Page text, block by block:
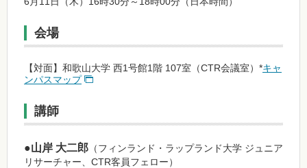
会場
【対面】和歌山大学 西1号館1階 107室（CTR会議室）*キャ
ンパスマップ
講師
●山岸 大二郎 （フィンランド・ラップランド大学 ジュニア
リサーチャー、CTR客員フェロー）